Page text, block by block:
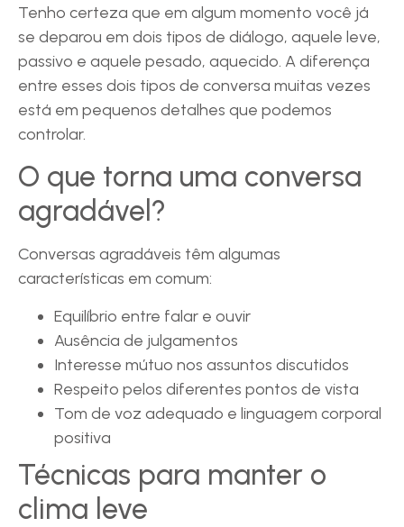
Tenho certeza que em algum momento você já
se deparou em dois tipos de diálogo, aquele leve,
passivo e aquele pesado, aquecido. A diferença
entre esses dois tipos de conversa muitas vezes
está em pequenos detalhes que podemos
controlar.
O que torna uma conversa
agradável?
Conversas agradáveis têm algumas
características em comum:
Equilíbrio entre falar e ouvir
Ausência de julgamentos
Interesse mútuo nos assuntos discutidos
Respeito pelos diferentes pontos de vista
Tom de voz adequado e linguagem corporal
positiva
Técnicas para manter o
clima leve